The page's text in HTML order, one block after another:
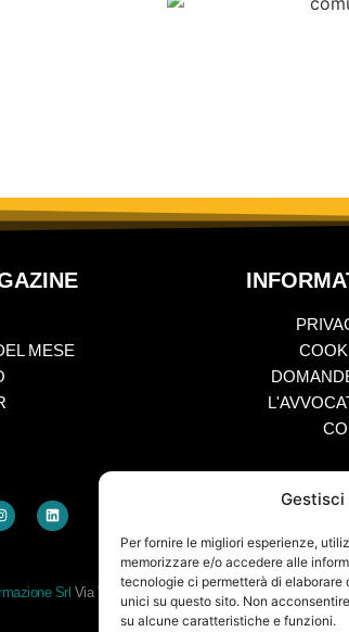
Gestisci
Per fornire le migliori esperienze,
memorizzare e/o accedere alle
tecnologie ci permetterà di elaborare
unici su questo sito. Non
su alcune caratteristiche e funzioni.
MESE
Srl Via Vitaliano Brancati, 16 – Catania P.IVA